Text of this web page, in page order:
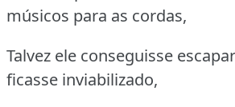
músicos para as cordas,
Talvez ele conseguisse
ficasse inviabilizado,